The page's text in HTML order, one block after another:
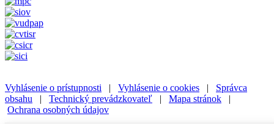
Vyhlásenie o prístupnosti | Vyhlásenie o cookies | Správca
obsahu | Technický prevádzkovateľ | Mapa stránok |
Ochrana osobných údajov